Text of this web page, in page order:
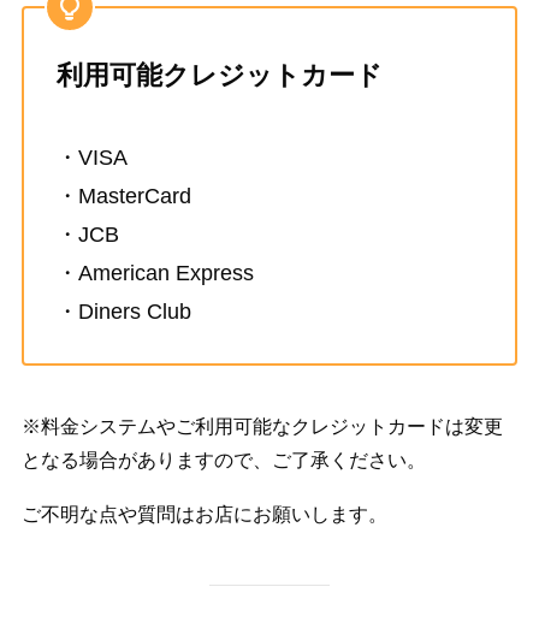
利用可能クレジットカード
・VISA
・MasterCard
・JCB
・American Express
・Diners Club
※料金システムやご利用可能なクレジットカードは変更
となる場合がありますので、ご了承ください。
ご不明な点や質問はお店にお願いします。